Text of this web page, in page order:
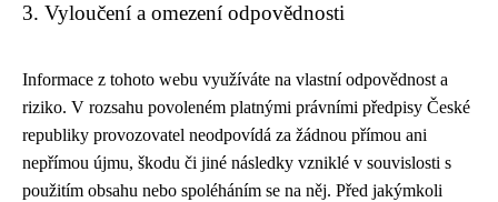
3. Vyloučení a omezení odpovědnosti
Informace z tohoto webu využíváte na vlastní odpovědnost a
riziko. V rozsahu povoleném platnými právními předpisy České
republiky provozovatel neodpovídá za žádnou přímou ani
nepřímou újmu, škodu či jiné následky vzniklé v souvislosti s
použitím obsahu nebo spoléháním se na něj. Před jakýmkoli